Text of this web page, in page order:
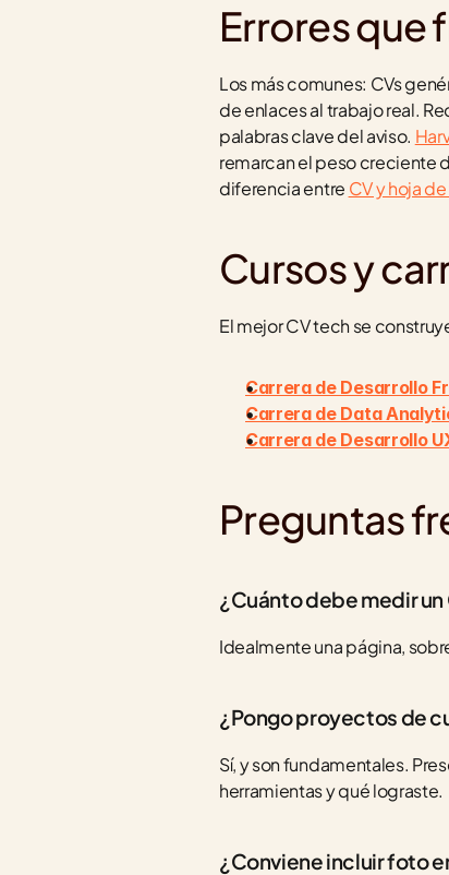
Errores que
Los más comunes: CVs
de enlaces al trabajo real.
palabras clave del aviso.
remarcan el peso creciente
diferencia entre CV y hoja
Cursos y
El mejor CV tech se
Carrera de Desarrollo
Carrera de Data
Carrera de Desarrollo
Preguntas
¿Cuánto debe medir un
Idealmente una página,
¿Pongo proyectos de
Sí, y son fundamentales.
herramientas y qué lograste.
¿Conviene incluir foto